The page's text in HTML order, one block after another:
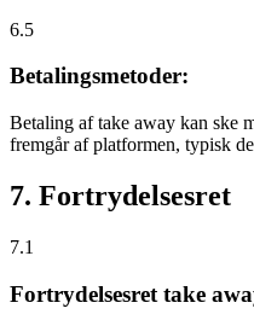
6.5
Betalingsmetoder:
Betaling af take away kan ske
fremgår af platformen, typisk
7. Fortrydelsesret
7.1
Fortrydelsesret take